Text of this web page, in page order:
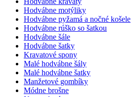
Hodvábne motýliky
Hodvábne pyžamá a nočné košele
Hodvábne rúško so šatkou
Hodvábne šále
Hodvábne šatky
Kravatové spony
Malé hodvábne šály
Malé hodvábne šatky
Manžetové gombíky
Módne brošne